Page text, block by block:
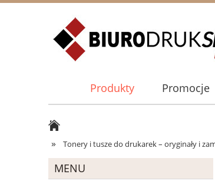
Produkty Promocje
» Tonery i tusze do drukarek – oryginały i
MENU